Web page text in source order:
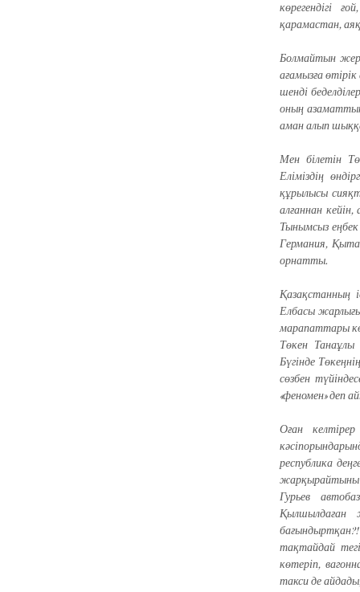
көрегендігі
қарамастан,
Болмайтын
ағамызға
шенді
оның
аман алып
Мен білетін
Еліміздің
құрылысы
алғаннан
Тынымсыз
Германия,
орнатты.
Қазақстанның
Елбасы
марапаттары
Төкен
Бүгінде
сөзбен
«феномен» деп
Оған
республика
жарқырайтыны
Гурьев
Қылшылдаған
тақтайдай
көтеріп,
такси де